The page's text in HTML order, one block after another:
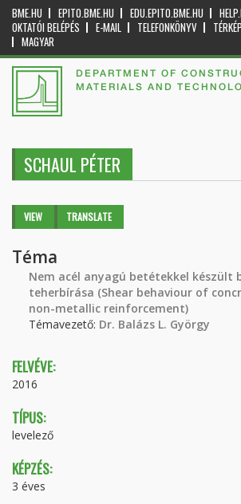
BME.HU EPITO.BME.HU EDU.EPITO.BME.HU
OKTATÓI BELÉPÉS
E-MAIL TELEFONKÖNYV TÉRKÉP
MAGYAR
DEPARTMENT OF
MATERIALS AND
SCHAUL PÉTER
Primary tabs
VIEW (ACTIVETRANSLATE
Téma
Nem acél anyagú betétekkel készült
teherbírása (Shear behaviour of
non-metallic reinforcement)
Témavezető: Dr. Balázs L. György
FELVÉVE:
2016
TÍPUS:
levelező
KÉPZÉS:
3 éves